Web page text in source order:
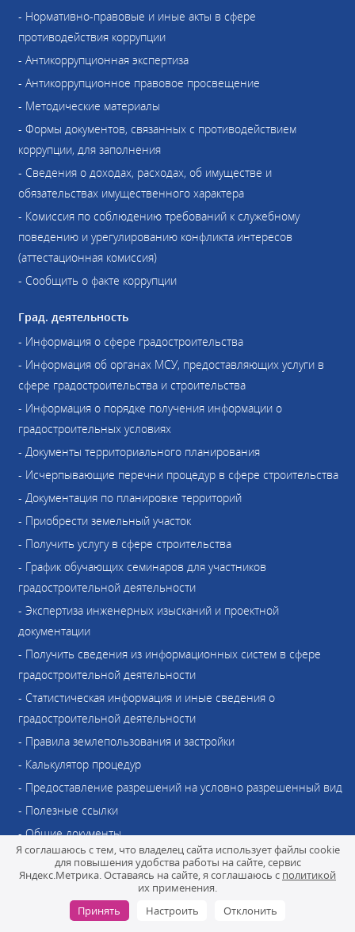
- Нормативно-правовые и иные акты в сфере
противодействия коррупции
- Антикоррупционная экспертиза
- Антикоррупционное правовое просвещение
- Методические материалы
- Формы документов, связанных с противодействием
коррупции, для заполнения
- Сведения о доходах, расходах, об имуществе и
обязательствах имущественного характера
- Комиссия по соблюдению требований к служебному
поведению и урегулированию конфликта интересов
(аттестационная комиссия)
- Сообщить о факте коррупции
Град. деятельность
- Информация о сфере градостроительства
- Информация об органах МСУ, предоставляющих услуги в
сфере градостроительства и строительства
- Информация о порядке получения информации о
градостроительных условиях
- Документы территориального планирования
- Исчерпывающие перечни процедур в сфере строительства
- Документация по планировке территорий
- Приобрести земельный участок
- Получить услугу в сфере строительства
- График обучающих семинаров для участников
градостроительной деятельности
- Экспертиза инженерных изысканий и проектной
документации
- Получить сведения из информационных систем в сфере
градостроительной деятельности
- Статистическая информация и иные сведения о
градостроительной деятельности
- Правила землепользования и застройки
- Калькулятор процедур
- Предоставление разрешений на условно разрешенный вид
- Полезные ссылки
- Общие документы
- Памятка инвестору о регистрации прав собственности
- Комплексное развитие территории (КРТ)
- Отклонения от предельных параметров разрешенного
строительства
Я соглашаюсь с тем, что владелец сайта использует файлы cookie
для повышения удобства работы на сайте, сервис
Яндекс.Метрика. Оставаясь на сайте, я соглашаюсь с политикой
их применения.
Принять
Настроить Отклонить